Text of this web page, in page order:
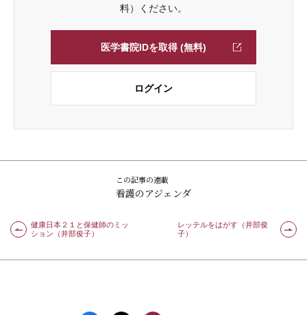
料）ください。
医学書院IDを取得 (無料)
ログイン
この記事の連載
看護のアジェンダ
健康日本２１と保健師のミッ
ション（井部俊子）
レッテルをはがす（井部俊
子）